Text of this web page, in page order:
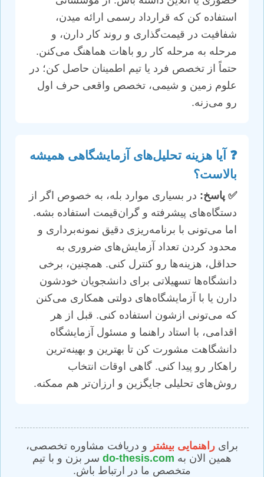
استفاده کن که قرارداد رسمی ارائه میدن،
شفافیت در قیمت‌گذاری و روند کار دارن، و
مرحله به مرحله کار رو باهات هماهنگ می‌کنن.
حتماً از تخصص فرد یا تیم اطمینان حاصل کن؛ در
علوم زمین و شیمی، تخصص واقعی حرف اول
رو می‌زنه.
❓ آیا هزینه تحلیل‌های آزمایشگاهی همیشه
بالاست؟
✅ پاسخ: در بسیاری موارد بله، به خصوص اگر از
دستگاه‌های پیشرفته و گران‌قیمت استفاده بشه.
اما می‌تونی با برنامه‌ریزی دقیق نمونه‌برداری و
محدود کردن تعداد آزمایش‌های ضروری به
حداقل، هزینه‌ها رو کنترل کنی. همچنین، برخی
دانشگاه‌ها تسهیلاتی برای دانشجویان خودشون
دارن یا با آزمایشگاه‌های دولتی همکاری می‌کنن
که می‌تونی ازشون استفاده کنی. قبل از هر
اقدامی، با استاد راهنما و مسئول آزمایشگاه
دانشگاهت مشورت کن تا بهترین و بهینه‌ترین
راهکار رو پیدا کنی. گاهی اوقات انتخاب
روش‌های تحلیلی جایگزین و ارزان‌تر هم ممکنه.
برای راهنمایی بیشتر و دریافت مشاوره تخصصی،
همین الان به do-thesis.com سر بزن و با تیم
متخصص ما در ارتباط باش.